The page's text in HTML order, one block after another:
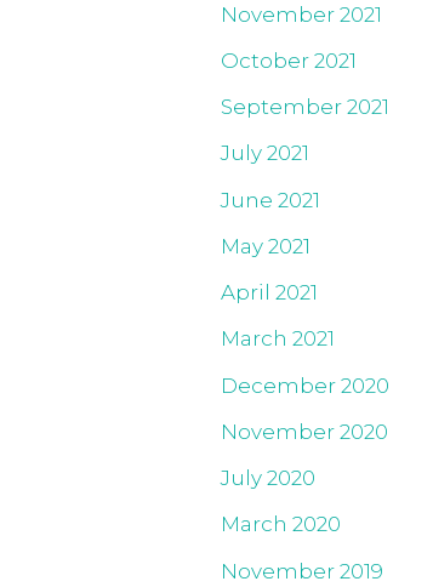
November 2021
October 2021
September 2021
July 2021
June 2021
May 2021
April 2021
March 2021
December 2020
November 2020
July 2020
March 2020
November 2019